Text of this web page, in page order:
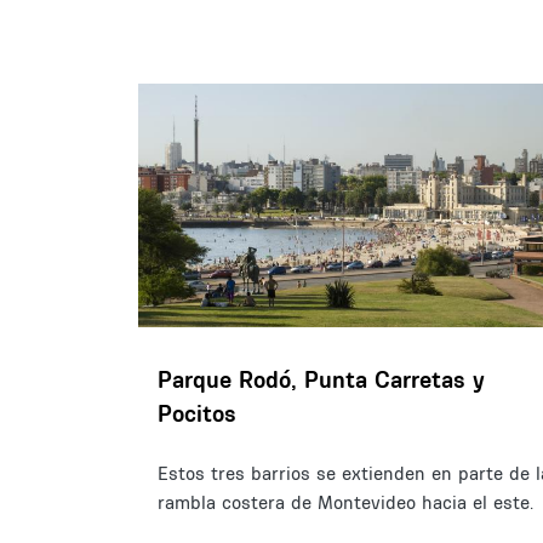
Parque Rodó, Punta Carretas y
Pocitos
Estos tres barrios se extienden en parte de
rambla costera de Montevideo hacia el este.